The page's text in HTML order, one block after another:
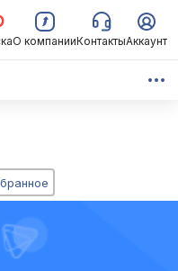
О компанииКонтактыАккаунт